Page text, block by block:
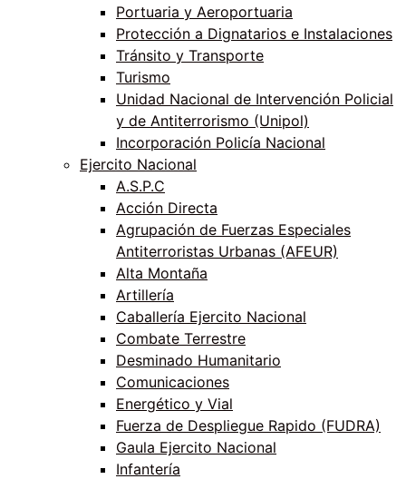
Portuaria y Aeroportuaria
Protección a Dignatarios e Instalaciones
Tránsito y Transporte
Turismo
Unidad Nacional de Intervención Policial
y de Antiterrorismo (Unipol)
Incorporación Policía Nacional
Ejercito Nacional
A.S.P.C
Acción Directa
Agrupación de Fuerzas Especiales
Antiterroristas Urbanas (AFEUR)
Alta Montaña
Artillería
Caballería Ejercito Nacional
Combate Terrestre
Desminado Humanitario
Comunicaciones
Energético y Vial
Fuerza de Despliegue Rapido (FUDRA)
Gaula Ejercito Nacional
Infantería